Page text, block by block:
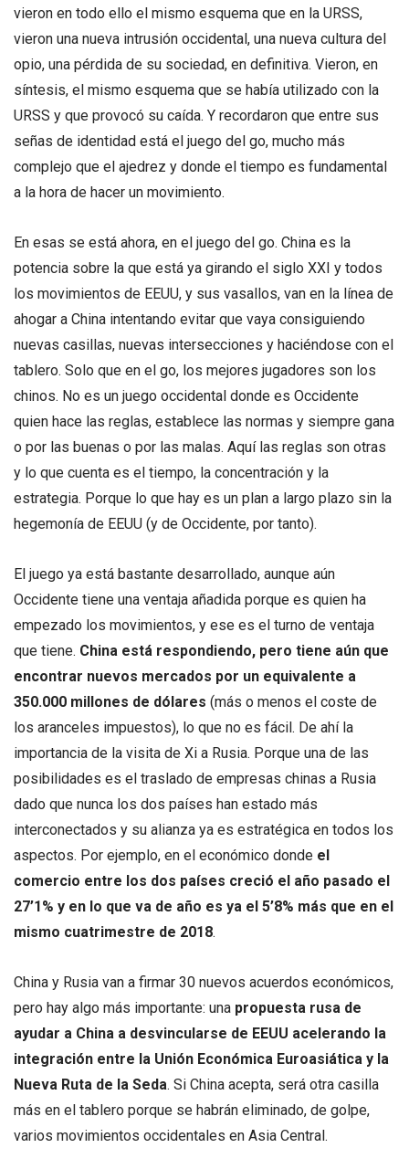
vieron en todo ello el mismo esquema que en la URSS,
vieron una nueva intrusión occidental, una nueva cultura del
opio, una pérdida de su sociedad, en definitiva. Vieron, en
síntesis, el mismo esquema que se había utilizado con la
URSS y que provocó su caída. Y recordaron que entre sus
señas de identidad está el juego del go, mucho más
complejo que el ajedrez y donde el tiempo es fundamental
a la hora de hacer un movimiento.
En esas se está ahora, en el juego del go. China es la
potencia sobre la que está ya girando el siglo XXI y todos
los movimientos de EEUU, y sus vasallos, van en la línea de
ahogar a China intentando evitar que vaya consiguiendo
nuevas casillas, nuevas intersecciones y haciéndose con el
tablero. Solo que en el go, los mejores jugadores son los
chinos. No es un juego occidental donde es Occidente
quien hace las reglas, establece las normas y siempre gana
o por las buenas o por las malas. Aquí las reglas son otras
y lo que cuenta es el tiempo, la concentración y la
estrategia. Porque lo que hay es un plan a largo plazo sin la
hegemonía de EEUU (y de Occidente, por tanto).
El juego ya está bastante desarrollado, aunque aún
Occidente tiene una ventaja añadida porque es quien ha
empezado los movimientos, y ese es el turno de ventaja
que tiene. China está respondiendo, pero tiene aún que
encontrar nuevos mercados por un equivalente a
350.000 millones de dólares (más o menos el coste de
los aranceles impuestos), lo que no es fácil. De ahí la
importancia de la visita de Xi a Rusia. Porque una de las
posibilidades es el traslado de empresas chinas a Rusia
dado que nunca los dos países han estado más
interconectados y su alianza ya es estratégica en todos los
aspectos. Por ejemplo, en el económico donde el
comercio entre los dos países creció el año pasado el
27’1% y en lo que va de año es ya el 5’8% más que en el
mismo cuatrimestre de 2018.
China y Rusia van a firmar 30 nuevos acuerdos económicos,
pero hay algo más importante: una propuesta rusa de
ayudar a China a desvincularse de EEUU acelerando la
integración entre la Unión Económica Euroasiática y la
Nueva Ruta de la Seda. Si China acepta, será otra casilla
más en el tablero porque se habrán eliminado, de golpe,
varios movimientos occidentales en Asia Central.